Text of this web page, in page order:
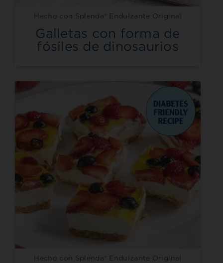
Hecho con Splenda® Endulzante Original
Galletas con forma de
fósiles de dinosaurios
Hecho con Splenda® Endulzante Original